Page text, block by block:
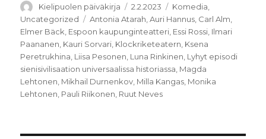
Kirjoittaja
Kielipuolen päiväkirja Julkaistu
2.2.2023 Kategoriat
Komedia
Uncategorized
Avainsanat
Antonia Atarah ,Auri Hannus Carl Alm
Elmer Bäck Espoon kaupunginteatteri Essi Rossi Ilmari
Paananen Kauri Sorvari Klockriketeatern Ksena
Peretrukhina Liisa Pesonen Luna Rinkinen Lyhyt episodi
sienisivilisaation universaalissa historiassa Magda
Lehtonen Mikhail Durnenkov Milla Kangas Monika
Lehtonen Pauli Riikonen Ruut Neves